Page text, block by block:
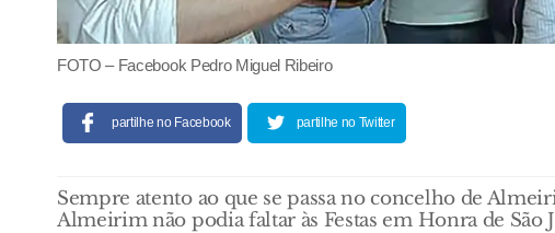
FOTO – Facebook Pedro Miguel Ribeiro
partilhe no Facebook partilhe no Twitter
Sempre atento ao que se passa no concelho de
Almeirim não podia faltar às Festas em Honra de São